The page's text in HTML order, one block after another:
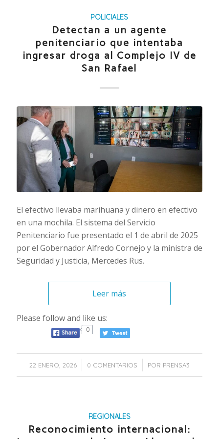
POLICIALES
Detectan a un agente
penitenciario que intentaba
ingresar droga al Complejo IV de
San Rafael
El efectivo llevaba marihuana y dinero en efectivo
en una mochila. El sistema del Servicio
Penitenciario fue presentado el 1 de abril de 2025
por el Gobernador Alfredo Cornejo y la ministra de
Seguridad y Justicia, Mercedes Rus.
Leer más
Please follow and like us:
0
22 ENERO, 2026
/ 0 COMENTARIOS
/ POR PRENSA3
REGIONALES
Reconocimiento internacional: